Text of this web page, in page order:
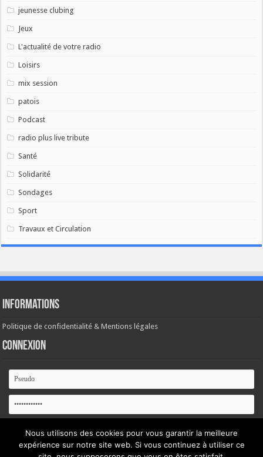
jeunesse clubing
Jeux
L'actualité de votre radio
Loisirs
mix session
patois
Podcast
radio plus live tribute
Santé
Solidarité
Sondages
Sport
Travaux et Circulation
Informations
Politique de confidentialité & Mentions légales
Connexion
Se souvenir de moi
Nous utilisons des cookies pour vous garantir la meilleure
expérience sur notre site web. Si vous continuez à utiliser ce